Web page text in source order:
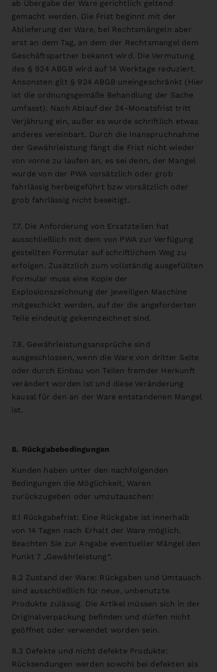
ab Übergabe der Ware gerichtlich geltend
gemacht werden. Die Frist beginnt mit der
Ablieferung der Ware, bei Rechtsmängeln aber
erst an dem Tag, an dem der Rechtsmangel dem
Geschäftspartner bekannt wird. Die Vermutung
des § 924 ABGB wird auf 14 Werktage reduziert.
Ansonsten gilt § 924 ABGB uneingeschränkt (Hier
ist die ordnungsgemäße Behandlung der Sache
umfasst). Nach Ablauf der 24-Monatsfrist tritt
Verjährung ein, außer es wurde schriftlich etwas
anderes vereinbart. Durch die Inanspruchnahme
der Gewährleistung fängt die Frist nicht wieder
von vorne zu laufen an, es sei denn, der Mangel
wurde von der PWA vorsätzlich oder grob
fahrlässig herbeigeführt bzw vorsätzlich oder
grob fahrlässig nicht beseitigt.
7.7. Die Anforderung von Ersatzteilen hat
ausschließlich mit dem von PWA zur Verfügung
gestellten Formular auf schriftlichem Weg zu
erfolgen. Zusätzlich zum vollständig ausgefüllten
Formular muss eine Kopie der
Explosionszeichnung der jeweiligen Maschine
mitgeschickt werden, auf der die angeforderten
Teile eindeutig gekennzeichnet sind.
7.8. Gewährleistungsansprüche sind
ausgeschlossen, wenn die Ware von dritter Seite
oder durch Einbau von Teilen fremder Herkunft
verändert worden ist und diese Veränderung
kausal für den an der Ware entstandenen Mangel
ist.
8. Rückgabebedingungen
Kunden haben unter den nachfolgenden
Bedingungen die Möglichkeit, Waren
zurückzugeben oder umzutauschen:
8.1 Rückgabefrist: Eine Rückgabe ist innerhalb
von 14 Tagen nach Erhalt der Ware möglich.
Beachten Sie zur Angabe eventueller Mängel den
Punkt 7 „Gewährleistung“.
8.2 Zustand der Ware: Rückgaben und Umtausch
sind ausschließlich für neue, unbenutzte
Produkte zulässig. Die Artikel müssen sich in der
Originalverpackung befinden und dürfen nicht
geöffnet oder verwendet worden sein.
8.3 Defekte und nicht defekte Produkte:
Rücksendungen werden sowohl bei defekten als